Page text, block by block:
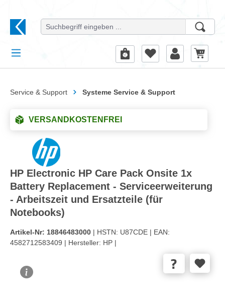
Service & Support Systeme Service & Support
VERSANDKOSTENFREI
HP Electronic HP Care Pack Onsite 1x
Battery Replacement - Serviceerweiterung
- Arbeitszeit und Ersatzteile (für
Notebooks)
Artikel-Nr: 18846483000 | HSTN: U87CDE | EAN:
4582712583409 | Hersteller: HP |